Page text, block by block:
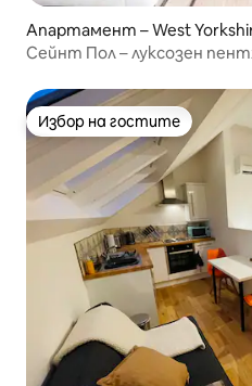
Апартамент – West
Сейнт Пол – луксозен
Избор на гостите
Избор на гостите